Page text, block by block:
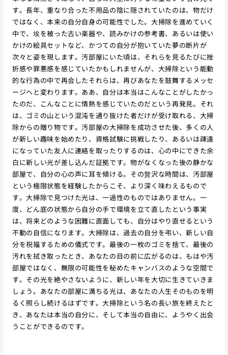
す。長年、重なり合った不用品の陰に隠されていたのは、物だけ
ではなく、本来の自分自身の可能性でした。大掃除を進めていく
中で、埃を被った古い楽器や、読みかけの参考書、あるいは使い
かけの絵具セットなど、かつての自分が抱いていた夢の断片が
次々と姿を現します。汚部屋にいた頃は、それらを見るたびに挫
折感や罪悪感を感じていたかもしれませんが、大掃除という能動
的な行為の中で再会したそれらは、再びあなたを鼓舞するメッセ
ージへと変わります。ああ、自分は本当はこんなことがしたかっ
たのだ、こんなことに情熱を感じていたのだという再発見。それ
は、ゴミの山という混沌を通り抜けた者だけが受け取れる、大掃
除からの贈り物です。汚部屋の大掃除を成功させた後、多くの人
が新しい趣味を始めたり、資格試験に挑戦したり、あるいは疎遠
になっていた友人に連絡を取ったりするのは、心の中にできた余
白に新しい光が差し込んだ証拠です。物がなくなった後の静かな
部屋で、自分の心の声に耳を傾ける。その贅沢な時間は、汚部屋
という極限状態を経験したからこそ、より深く味わえるもので
す。大掃除で見つけた光は、一過性のものではありません。一
度、どん底の状態から自分の手で環境を立て直したという事実
は、将来どのような困難に直面しても、自分はやり直せるという
不動の自信になります。大掃除は、過去の自分を弔い、新しい自
分を祝福するための儀式です。最後の一枚のゴミを捨て、最後の
汚れを拭き取ったとき、あなたの目の前に広がるのは、もはや汚
部屋ではなく、無限の可能性を秘めたキャンバスのような空間で
す。その光を絶やさないように、新しい年を大切に生きていきま
しょう。あなたの部屋に満ちる光は、あなたの人生そのものを明
るく照らし続けるはずです。大掃除という名の長い旅を終えたと
き、あなたは本当の自分に、そして本当の自由に、ようやく出会
うことができるのです。